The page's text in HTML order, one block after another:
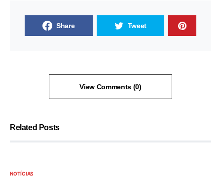
Share Tweet
View Comments (0)
Related Posts
NOTÍCIAS